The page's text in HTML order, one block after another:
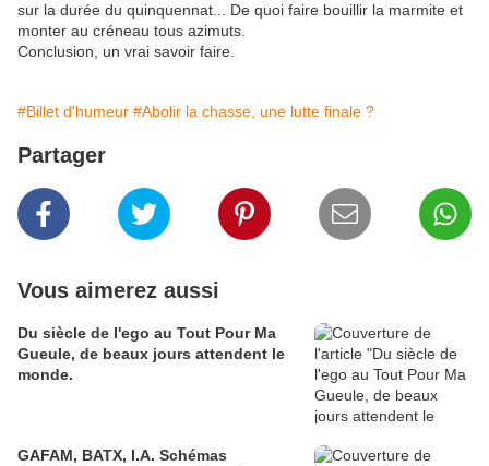
sur la durée du quinquennat... De quoi faire bouillir la marmite et
monter au créneau tous azimuts.
Conclusion, un vrai savoir faire.
#Billet d'humeur #Abolir la chasse, une lutte finale ?
Partager
Vous aimerez aussi
Du siècle de l'ego au Tout Pour Ma
Gueule, de beaux jours attendent le
monde.
GAFAM, BATX, I.A. Schémas